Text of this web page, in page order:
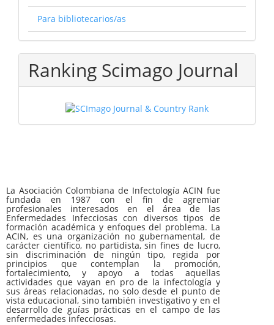
Para bibliotecarios/as
Ranking Scimago Journal
La Asociación Colombiana de Infectología ACIN fue
fundada en 1987 con el fin de agremiar
profesionales interesados en el área de las
Enfermedades Infecciosas con diversos tipos de
formación académica y enfoques del problema. La
ACIN, es una organización no gubernamental, de
carácter científico, no partidista, sin fines de lucro,
sin discriminación de ningún tipo, regida por
principios que contemplan la promoción,
fortalecimiento, y apoyo a todas aquellas
actividades que vayan en pro de la infectología y
sus áreas relacionadas, no solo desde el punto de
vista educacional, sino también investigativo y en el
desarrollo de guías prácticas en el campo de las
enfermedades infecciosas.